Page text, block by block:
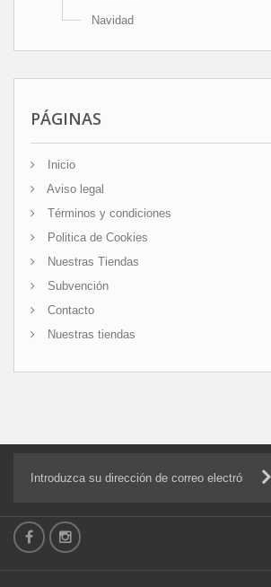
Navidad
PÁGINAS
Inicio
Aviso legal
Términos y condiciones
Politica de Cookies
Nuestras Tiendas
Subvención
Contacto
Nuestras tiendas